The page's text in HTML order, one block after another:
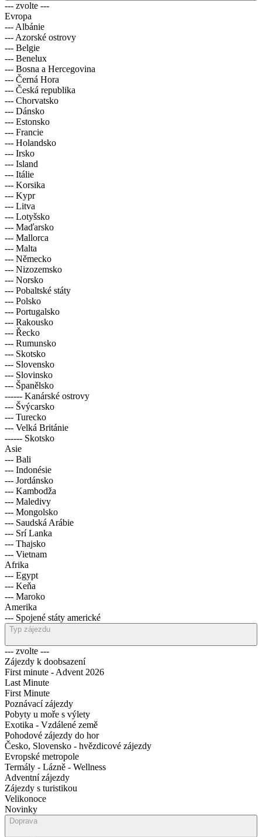
--- zvolte ---
Evropa
--- Albánie
--- Azorské ostrovy
--- Belgie
--- Benelux
--- Bosna a Hercegovina
--- Černá Hora
--- Česká republika
--- Chorvatsko
--- Dánsko
--- Estonsko
--- Francie
--- Holandsko
--- Irsko
--- Island
--- Itálie
--- Korsika
--- Kypr
--- Litva
--- Lotyšsko
--- Maďarsko
--- Mallorca
--- Malta
--- Německo
--- Nizozemsko
--- Norsko
--- Pobaltské státy
--- Polsko
--- Portugalsko
--- Rakousko
--- Řecko
--- Rumunsko
--- Skotsko
--- Slovensko
--- Slovinsko
--- Španělsko
------ Kanárské ostrovy
--- Švýcarsko
--- Turecko
--- Velká Británie
------ Skotsko
Asie
--- Bali
--- Indonésie
--- Jordánsko
--- Kambodža
--- Maledivy
--- Mongolsko
--- Saudská Arábie
--- Srí Lanka
--- Thajsko
--- Vietnam
Afrika
--- Egypt
--- Keňa
--- Maroko
Amerika
--- Spojené státy americké
Typ zájezdu
--- zvolte ---
Zájezdy k doobsazení
First minute - Advent 2026
Last Minute
First Minute
Poznávací zájezdy
Pobyty u moře s výlety
Exotika - Vzdálené země
Pohodové zájezdy do hor
Česko, Slovensko - hvězdicové zájezdy
Evropské metropole
Termály - Lázně - Wellness
Adventní zájezdy
Zájezdy s turistikou
Velikonoce
Novinky
Doprava